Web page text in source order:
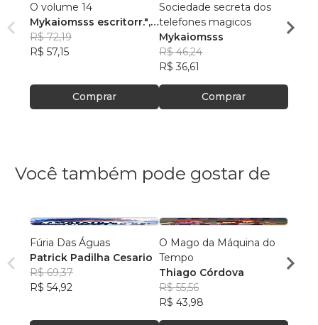
O volume 14
Mykaiomsss escritorr.",
+2
R$ 72,19
R$ 57,15
Comprar
Sociedade secreta dos
telefones magicos
Mykaiomsss
R$ 46,24
R$ 36,61
Comprar
R$
Você também pode gostar de
Fúria Das Águas
Patrick Padilha Cesario
R$ 69,37
R$ 54,92
O Mago da Máquina do
Tempo
Thiago Córdova
R$ 55,56
R$ 43,98
os